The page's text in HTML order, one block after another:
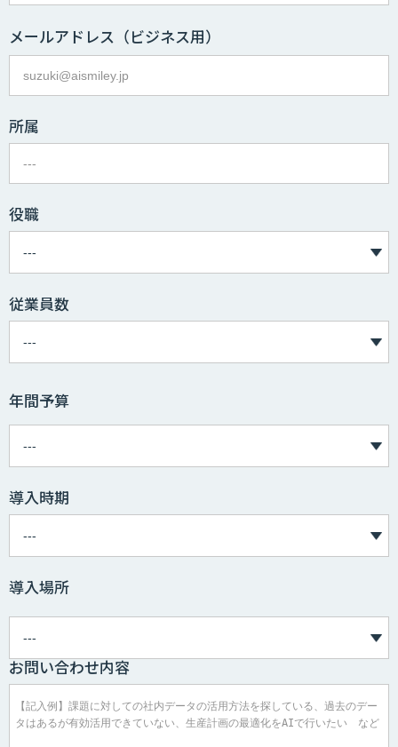
メールアドレス （ビジネス用）
所属
役職
従業員数
年間予算
導入時期
導入場所
お問い合わせ内容